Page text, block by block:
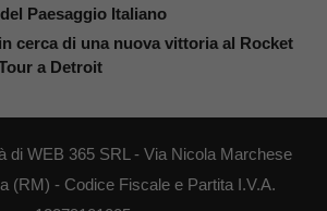
Paesaggio Italiano
cerca di una nuova vittoria al Rocket
a Detroit
di WEB 365 SRL - Via Nicola Marchese
(RM) - Codice Fiscale e Partita I.V.A.